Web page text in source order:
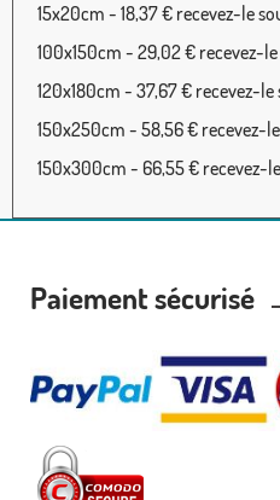
15x20cm - 18,37 € recevez-le
100x150cm - 29,02 € recevez-
120x180cm - 37,67 € recevez-le
150x250cm - 58,56 € recevez-
150x300cm - 66,55 € recevez-
Paiement sécurisé